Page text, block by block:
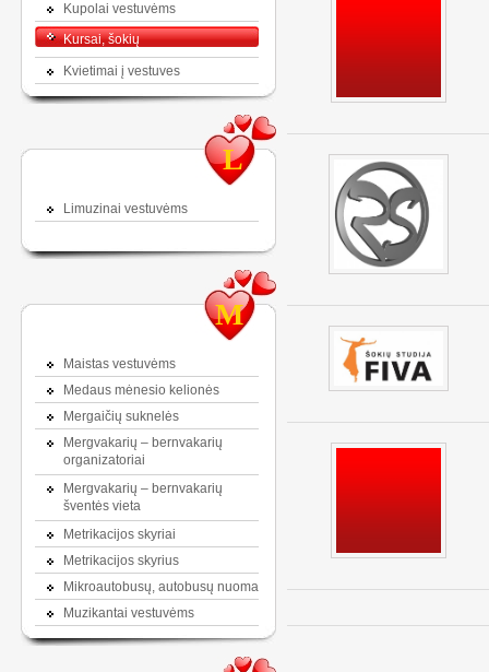
Kupolai vestuvėms
Kursai, šokių
Kvietimai į vestuves
L
Limuzinai vestuvėms
M
Maistas vestuvėms
Medaus mėnesio kelionės
Mergaičių suknelės
Mergvakarių – bernvakarių
organizatoriai
Mergvakarių – bernvakarių
šventės vieta
Metrikacijos skyriai
Metrikacijos skyrius
Mikroautobusų, autobusų nuoma
Muzikantai vestuvėms